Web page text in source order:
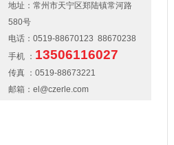
地址：常州市天宁区郑陆镇常河路
580号
电话：0519-88670123 88670238
手机 ： 13506116027
传真 ：0519-88673221
邮箱：el@czerle.com